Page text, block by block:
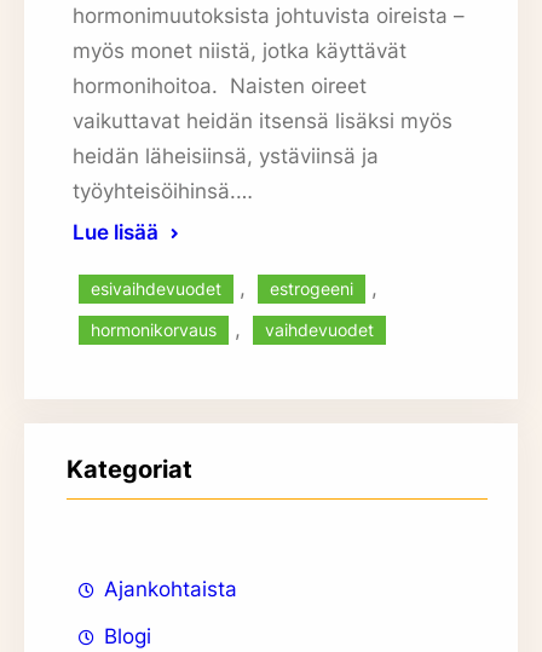
hormonimuutoksista johtuvista oireista –
myös monet niistä, jotka käyttävät
hormonihoitoa. Naisten oireet
vaikuttavat heidän itsensä lisäksi myös
heidän läheisiinsä, ystäviinsä ja
työyhteisöihinsä.…
Lue lisää
esivaihdevuodet , estrogeeni ,
hormonikorvaus , vaihdevuodet
Kategoriat
Ajankohtaista
Blogi